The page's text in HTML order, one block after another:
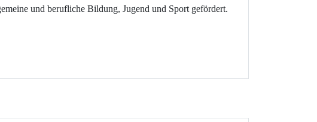
und berufliche Bildung, Jugend und Sport gefördert.